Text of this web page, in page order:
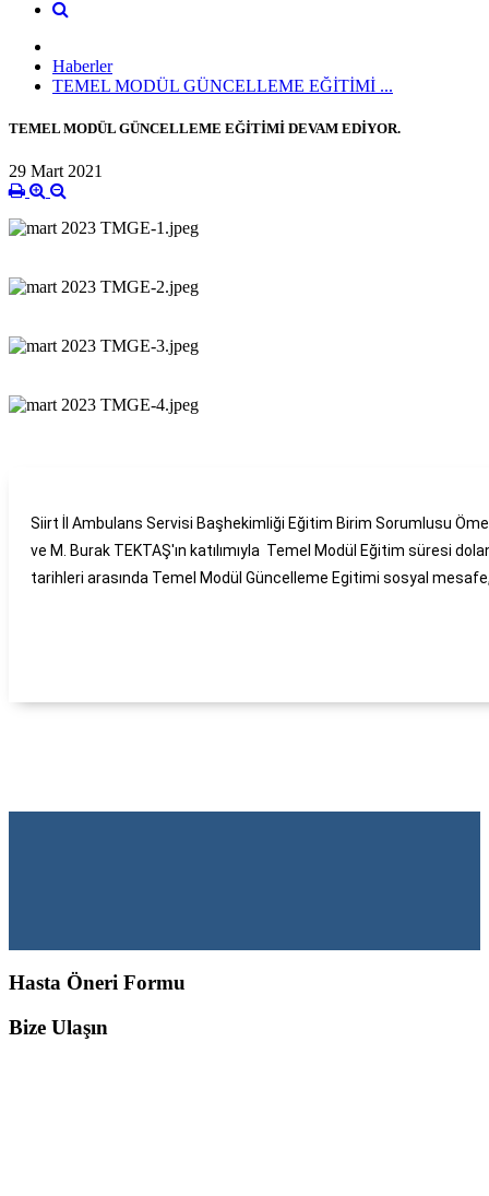
Haberler
TEMEL MODÜL GÜNCELLEME EĞİTİMİ ...
TEMEL MODÜL GÜNCELLEME EĞİTİMİ DEVAM EDİYOR.
29 Mart 2021
Siirt İl Ambulans Servisi Başhekimliği Eğitim Birim Sorumlusu
ve M. Burak TEKTAŞ'ın katılımıyla Temel Modül Eğitim süresi
tarihleri arasında Temel Modül Güncelleme Egitimi sosyal
Hasta Öneri Formu
Bize Ulaşın